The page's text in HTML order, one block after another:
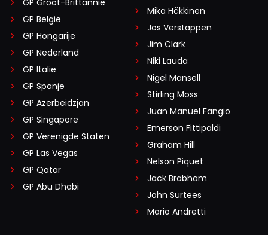
GP Groot-Brittannië
GP België
GP Hongarije
GP Nederland
GP Italië
GP Spanje
GP Azerbeidzjan
GP Singapore
GP Verenigde Staten
GP Las Vegas
GP Qatar
GP Abu Dhabi
Mika Häkkinen
Jos Verstappen
Jim Clark
Niki Lauda
Nigel Mansell
Stirling Moss
Juan Manuel Fangio
Emerson Fittipaldi
Graham Hill
Nelson Piquet
Jack Brabham
John Surtees
Mario Andretti